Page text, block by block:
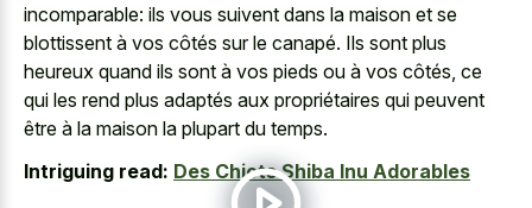
incomparable: ils vous suivent dans la maison et se
blottissent à vos côtés sur le canapé. Ils sont plus
heureux quand ils sont à vos pieds ou à vos côtés, ce
qui les rend plus adaptés aux propriétaires qui peuvent
être à la maison la plupart du temps.
Intriguing read: Des Chiots Shiba Inu Adorables